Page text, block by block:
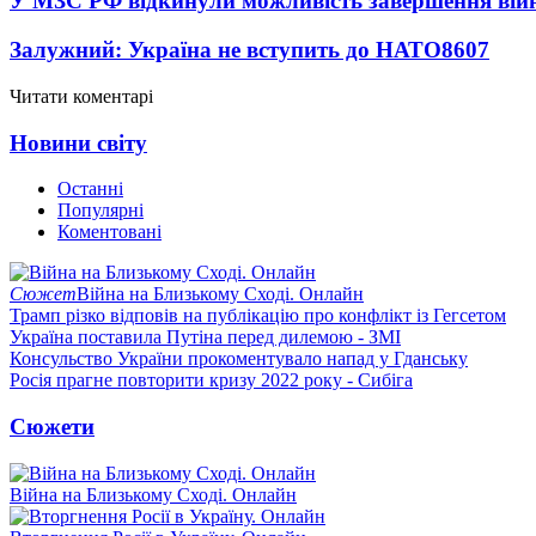
Залужний: Україна не вступить до НАТО8607
Читати коментарі
Новини світу
Останні
Популярні
Коментовані
СюжетВійна на Близькому Сході. Онлайн
Трамп різко відповів на публікацію про конфлікт із Гегсетом
Україна поставила Путіна перед дилемою - ЗМІ
Консульство України прокоментувало напад у Гданську
Росія прагне повторити кризу 2022 року - Сибіга
Сюжети
Війна на Близькому Сході. Онлайн